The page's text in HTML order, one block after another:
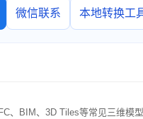
微信联系 本地转换工
BIM、3D Tiles等常见三维模型